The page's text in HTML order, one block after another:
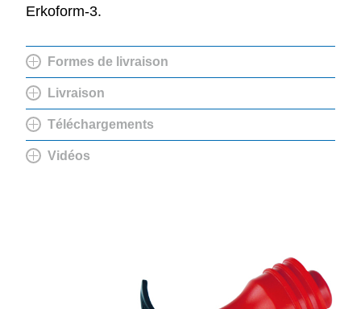
Erkoform-3.
Formes de livraison
Livraison
Téléchargements
Vidéos